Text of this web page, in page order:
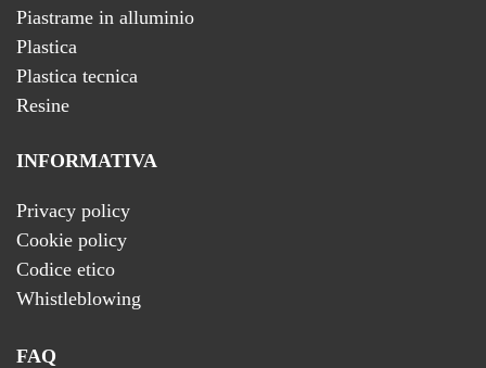
Piastrame in alluminio
Plastica
Plastica tecnica
Resine
INFORMATIVA
Privacy policy
Cookie policy
Codice etico
Whistleblowing
FAQ